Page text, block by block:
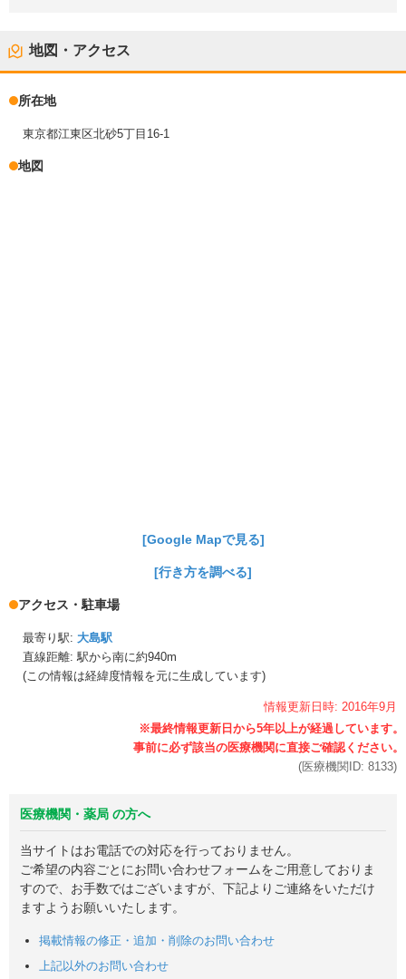
地図・アクセス
所在地
東京都江東区北砂5丁目16-1
地図
[Google Mapで見る]
[行き方を調べる]
アクセス・駐車場
最寄り駅: 大島駅
直線距離: 駅から南に約940m
(この情報は経緯度情報を元に生成しています)
情報更新日時: 2016年9月
(医療機関ID: 8133)
医療機関・薬局 の方へ
当サイトはお電話での対応を行っておりません。
ご希望の内容ごとにお問い合わせフォームをご用意しておりま
すので、お手数ではございますが、下記よりご連絡をいただけ
ますようお願いいたします。
掲載情報の修正・追加・削除のお問い合わせ
上記以外のお問い合わせ